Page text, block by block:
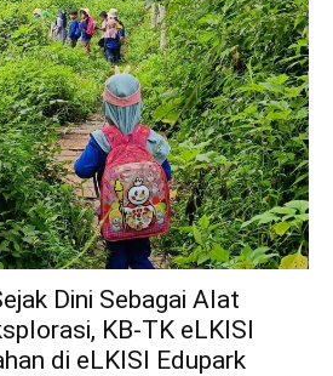
Dini Sebagai Alat
KB-TK eLKISI
di eLKISI Edupark